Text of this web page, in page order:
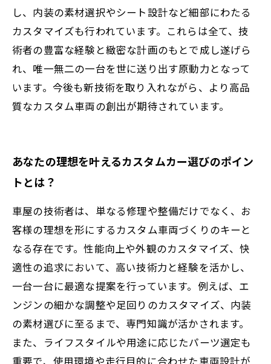
し、内装の素材選択やシート設計など細部にわたる
カスタマイズも行われています。これらは全て、技
術者の豊富な経験と緻密な計画のもとで成し遂げら
れ、唯一無二の一台を世に送り出す原動力となって
います。今後も新技術を取り入れながら、より高品
質なカスタム車両の創出が期待されています。
あなたの理想を叶えるカスタムカー選びのポイン
トとは？
車屋の技術者は、単なる修理や整備だけでなく、お
客様の理想を形にするカスタム車両づくりのキーと
なる存在です。性能向上や外観のカスタマイズ、快
適性の追求において、高い技術力と経験を活かし、
一台一台に最適な提案を行っています。例えば、エ
ンジンの細かな調整や足回りのカスタマイズ、内装
の素材選びに至るまで、専門知識が活かされます。
また、ライフスタイルや用途に応じたパーツ選定も
重要で、使用環境や走行目的に合わせた車両設計が